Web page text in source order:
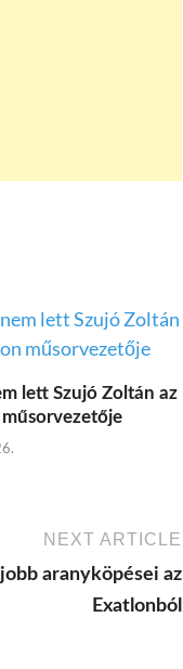
lett Szujó Zoltán az
NEXT ARTICLE
aranyköpései az
Exatlonból